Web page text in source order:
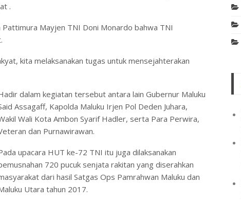
.
Mayjen TNI Doni Monardo bahwa TNI
kita melaksanakan tugas untuk mensejahterakan
dalam kegiatan tersebut antara lain Gubernur Maluku
Assagaff, Kapolda Maluku Irjen Pol Deden Juhara,
Wali Kota Ambon Syarif Hadler, serta Para Perwira,
dan Purnawirawan.
upacara HUT ke-72 TNI itu juga dilaksanakan
720 pucuk senjata rakitan yang diserahkan
dari hasil Satgas Ops Pamrahwan Maluku dan
Utara tahun 2017.